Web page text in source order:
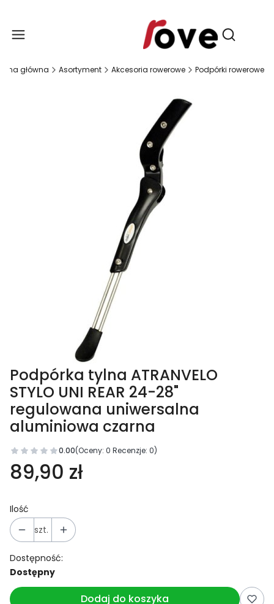
Otwórz
główna Asortyment Akcesoria rowerowe Podpórki rowerowe
Podpórka tylna ATRANVELO
STYLO UNI REAR 24-28"
regulowana uniwersalna
aluminiowa czarna
0.00(Oceny: 0 Recenzje: 0)
89,90 zł
Ilość
szt.
Dostępność:
Dostępny
Dodaj do koszyka